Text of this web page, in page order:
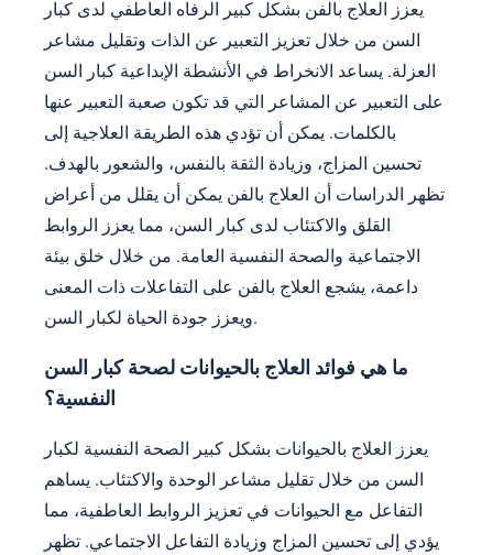
يعزز العلاج بالفن بشكل كبير الرفاه العاطفي لدى كبار
السن من خلال تعزيز التعبير عن الذات وتقليل مشاعر
العزلة. يساعد الانخراط في الأنشطة الإبداعية كبار السن
على التعبير عن المشاعر التي قد تكون صعبة التعبير عنها
بالكلمات. يمكن أن تؤدي هذه الطريقة العلاجية إلى
تحسين المزاج، وزيادة الثقة بالنفس، والشعور بالهدف.
تظهر الدراسات أن العلاج بالفن يمكن أن يقلل من أعراض
القلق والاكتئاب لدى كبار السن، مما يعزز الروابط
الاجتماعية والصحة النفسية العامة. من خلال خلق بيئة
داعمة، يشجع العلاج بالفن على التفاعلات ذات المعنى
ويعزز جودة الحياة لكبار السن.
ما هي فوائد العلاج بالحيوانات لصحة كبار السن
النفسية؟
يعزز العلاج بالحيوانات بشكل كبير الصحة النفسية لكبار
السن من خلال تقليل مشاعر الوحدة والاكتئاب. يساهم
التفاعل مع الحيوانات في تعزيز الروابط العاطفية، مما
يؤدي إلى تحسين المزاج وزيادة التفاعل الاجتماعي. تظهر